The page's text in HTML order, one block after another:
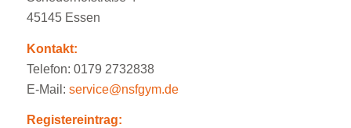
45145 Essen
Kontakt:
Telefon: 0179 2732838
E-Mail: service@nsfgym.de
Registereintrag: